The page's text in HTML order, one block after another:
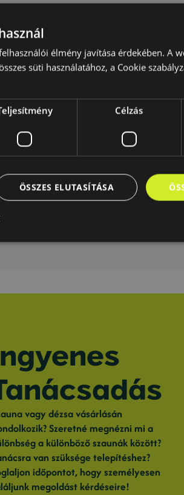
x
Lux-Qube szauna 2.3m x
5.4 m öltözővel és 1m
terasszal
vagy dézsa vásárlásán
Szeretné megnézni mi a
a különböző szaunák között?
van szüksége telepítéshez?
időpontot, hogy személyesen
megoldást kérdéseire!
élmény javítása érdekében. A
süti használatához, a Cookie
Célzás
ÖSSZES ELUTASÍTÁSA